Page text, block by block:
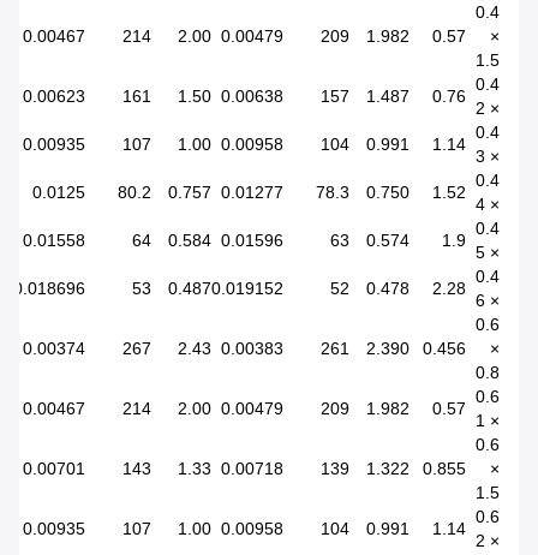
0.4
×
1.5
0.57
1.982
209
0.00479
2.00
214
0.00467
0.4
× 2
0.76
1.487
157
0.00638
1.50
161
0.00623
0.4
× 3
1.14
0.991
104
0.00958
1.00
107
0.00935
0.4
× 4
1.52
0.750
78.3
0.01277
0.757
80.2
0.0125
0.4
× 5
1.9
0.574
63
0.01596
0.584
64
0.01558
0.4
× 6
2.28
0.478
52
0.019152
0.487
53
0.018696
0.6
×
0.8
0.456
2.390
261
0.00383
2.43
267
0.00374
0.6
× 1
0.57
1.982
209
0.00479
2.00
214
0.00467
0.6
×
1.5
0.855
1.322
139
0.00718
1.33
143
0.00701
0.6
× 2
1.14
0.991
104
0.00958
1.00
107
0.00935